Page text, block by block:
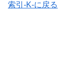
索引-K-に戻る